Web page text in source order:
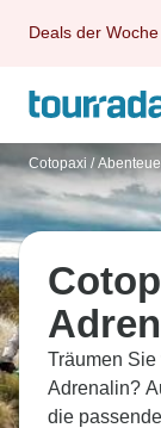
Deals der Woche
Cotopaxi /
Träumen
Adrenalin?
die